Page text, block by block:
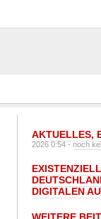
AKTUELLES,
2026 0:54 -noch
DIGITALEN